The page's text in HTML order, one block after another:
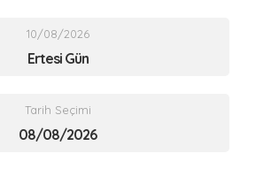
10/08/2026
Ertesi Gün
Tarih Seçimi